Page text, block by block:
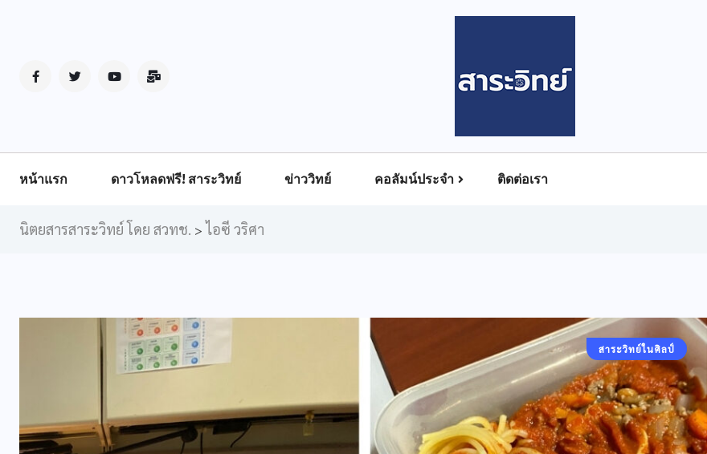
หน้าแรก ดาวโหลดฟรี! สาระวิทย์ ข่าววิทย์ คอลัมน์ประจำ ติดต่อเรา
นิตยสารสาระวิทย์ โดย สวทช. > ไอซี วริศา
คอลัมน์ประจำ
สาระวิทย์ในศิลป์